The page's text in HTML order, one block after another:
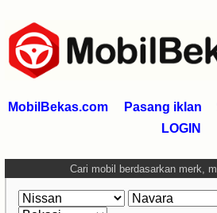
MobilBekas.com Pasang iklan
LOGIN
Cari mobil berdasarkan merk,